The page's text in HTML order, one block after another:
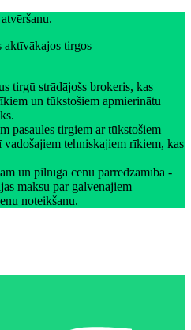
aktīvākajos tirgos
tirgū strādājošs brokeris, kas
un tūkstošiem apmierinātu
pasaules tirgiem ar tūkstošiem
tehniskajiem rīkiem, kas
un pilnīga cenu pārredzamība -
maksu par galvenajiem
noteikšanu.